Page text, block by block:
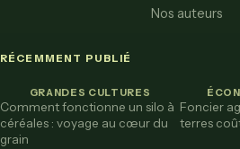
Nos auteurs
RÉCEMMENT PUBLIÉ
GRANDES CULTURES
Comment fonctionne un silo à
céréales : voyage au cœur du
grain
Foncier
terres